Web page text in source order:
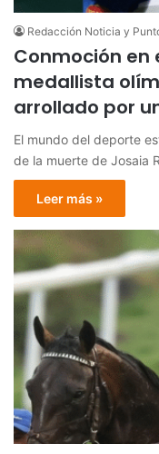
Redacción Noticia y
Conmoción en
medallista
arrollado por
El mundo del deporte
de la muerte de Josaia
Leer más »